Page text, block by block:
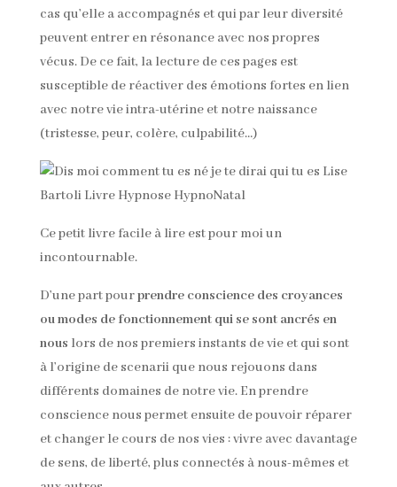
cas qu’elle a accompagnés et qui par leur diversité
peuvent entrer en résonance avec nos propres
vécus. De ce fait, la lecture de ces pages est
susceptible de réactiver des émotions fortes en lien
avec notre vie intra-utérine et notre naissance
(tristesse, peur, colère, culpabilité…)
Ce petit livre facile à lire est pour moi un
incontournable.
D’une part pourprendre conscience des croyances
ou modes de fonctionnement qui se sont ancrés en
nous lors de nos premiers instants de vie et qui sont
à l’origine de scenarii que nous rejouons dans
différents domaines de notre vie. En prendre
conscience nous permet ensuite de pouvoir réparer
et changer le cours de nos vies : vivre avec davantage
de sens, de liberté, plus connectés à nous-mêmes et